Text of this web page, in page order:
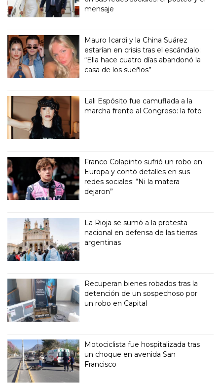
mensaje
Mauro Icardi y la China Suárez
estarían en crisis tras el escándalo:
“Ella hace cuatro días abandonó la
casa de los sueños”
Lali Espósito fue camuflada a la
marcha frente al Congreso: la foto
Franco Colapinto sufrió un robo en
Europa y contó detalles en sus
redes sociales: “Ni la matera
dejaron”
La Rioja se sumó a la protesta
nacional en defensa de las tierras
argentinas
Recuperan bienes robados tras la
detención de un sospechoso por
un robo en Capital
Motociclista fue hospitalizada tras
un choque en avenida San
Francisco